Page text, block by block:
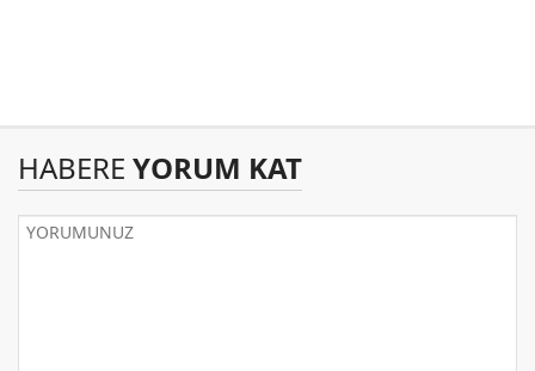
HABERE YORUM KAT